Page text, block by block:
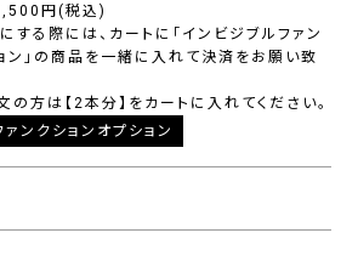
円(税込)
する際には、カートに「インビジブルファン
ン」の商品を一緒に入れて決済をお願い致
方は【2本分】をカートに入れてください。
ンクションオプション